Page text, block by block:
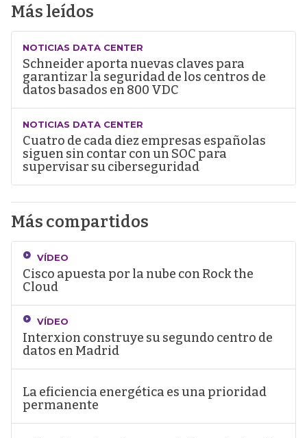
Más leídos
NOTICIAS DATA CENTER
Schneider aporta nuevas claves para
garantizar la seguridad de los centros de
datos basados en 800 VDC
NOTICIAS DATA CENTER
Cuatro de cada diez empresas españolas
siguen sin contar con un SOC para
supervisar su ciberseguridad
Más compartidos
VÍDEO
Cisco apuesta por la nube con Rock the
Cloud
VÍDEO
Interxion construye su segundo centro de
datos en Madrid
La eficiencia energética es una prioridad
permanente